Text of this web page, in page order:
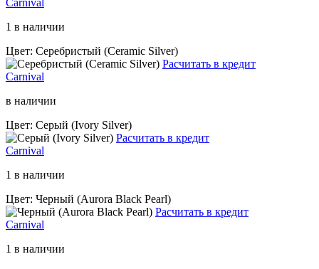
1 в наличии
Цвет: Серебристый (Ceramic Silver)
Расчитать в кредит
Carnival
в наличии
Цвет: Серый (Ivory Silver)
Расчитать в кредит
Carnival
1 в наличии
Цвет: Черный (Aurora Black Pearl)
Расчитать в кредит
Carnival
1 в наличии